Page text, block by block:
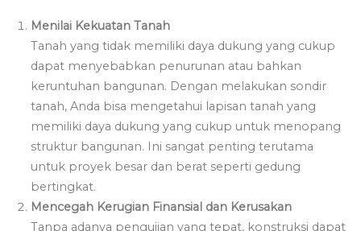
Menilai Kekuatan Tanah
Tanah yang tidak memiliki daya dukung yang cukup
dapat menyebabkan penurunan atau bahkan
keruntuhan bangunan. Dengan melakukan sondir
tanah, Anda bisa mengetahui lapisan tanah yang
memiliki daya dukung yang cukup untuk menopang
struktur bangunan. Ini sangat penting terutama
untuk proyek besar dan berat seperti gedung
bertingkat.
Mencegah Kerugian Finansial dan Kerusakan
Tanpa adanya pengujian yang tepat, konstruksi dapat